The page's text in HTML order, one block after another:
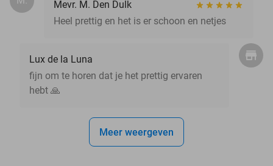
Mevr. M. Den Dulk
Heel prettig en het is er schoon en netjes
Lux de la Luna
fijn om te horen dat je het prettig ervaren
hebt 🙏
Meer weergeven